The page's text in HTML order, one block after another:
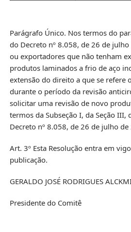
Parágrafo Único. Nos termos do
do Decreto nº 8.058, de 26 de
ou exportadores que não tenham
produtos laminados a frio de aço
extensão do direito a que se refere
durante o período da revisão
solicitar uma revisão de novo
termos da Subseção I, da Seção III,
Decreto nº 8.058, de 26 de julho de
Art. 3º Esta Resolução entra em
publicação.
GERALDO JOSÉ RODRIGUES
Presidente do Comitê